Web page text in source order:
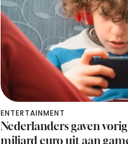
ENTERTAINMENT
Nederlanders gaven
miljard euro uit aan